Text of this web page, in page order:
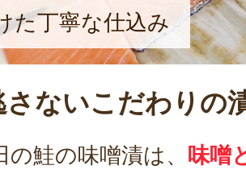
た丁寧な仕込み
さないこだわりの
鮭の味噌漬は、 味噌